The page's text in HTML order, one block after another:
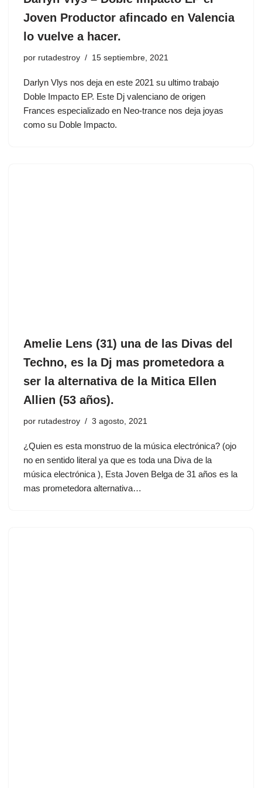
Joven Productor afincado en Valencia
lo vuelve a hacer.
por rutadestroy 15 septiembre, 2021
Darlyn Vlys nos deja en este 2021 su ultimo trabajo
Doble Impacto EP. Este Dj valenciano de origen
Frances especializado en Neo-trance nos deja joyas
como su Doble Impacto.
Amelie Lens (31) una de las Divas del
Techno, es la Dj mas prometedora a
ser la alternativa de la Mitica Ellen
Allien (53 años).
por rutadestroy 3 agosto, 2021
¿Quien es esta monstruo de la música electrónica? (ojo
no en sentido literal ya que es toda una Diva de la
música electrónica ), Esta Joven Belga de 31 años es la
mas prometedora alternativa…